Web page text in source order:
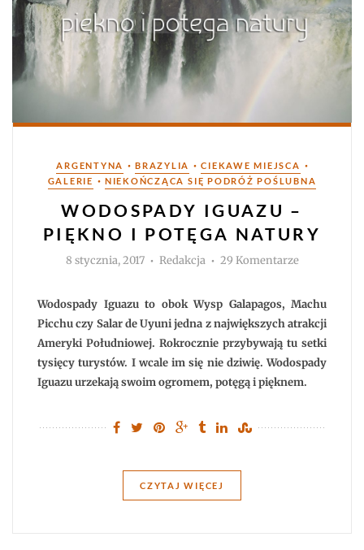
Kategorie
ARGENTYNA • BRAZYLIA • CIEKAWE MIEJSCA •
GALERIE • NIEKOŃCZĄCA SIĘ PODRÓŻ POŚLUBNA
WODOSPADY IGUAZU –
PIĘKNO I POTĘGA NATURY
8 stycznia, 2017 Autor
Redakcja 29 Komentarzedo
piękno
i
potęga
natury
Wodospady Iguazu to obok Wysp Galapagos, Machu
Picchu czy Salar de Uyuni jedna z największych atrakcji
Ameryki Południowej. Rokrocznie przybywają tu setki
tysięcy turystów. I wcale im się nie dziwię. Wodospady
Iguazu urzekają swoim ogromem, potęgą i pięknem.
CZYTAJ WIĘCEJ